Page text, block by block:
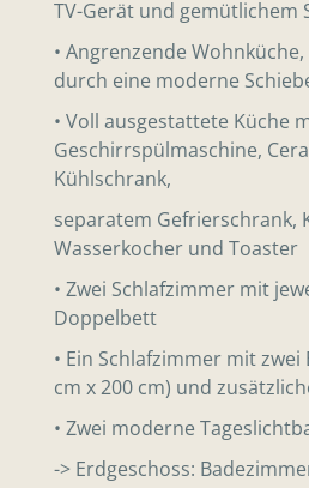
TV-Gerät und gemütlichem
• Angrenzende
durch eine moderne
• Voll ausgestattete Küche
Geschirrspülmaschine,
Kühlschrank,
separatem Gefrierschrank,
Wasserkocher und Toaster
• Zwei Schlafzimmer mit
Doppelbett
• Ein Schlafzimmer mit
cm x 200 cm) und
• Zwei moderne
-> Erdgeschoss: